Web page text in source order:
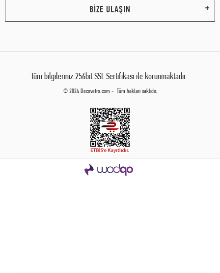
BİZE ULAŞIN
Tüm bilgileriniz 256bit SSL Sertifikası ile korunmaktadır.
© 2024 Decovetro.com - Tüm hakları saklıdır.